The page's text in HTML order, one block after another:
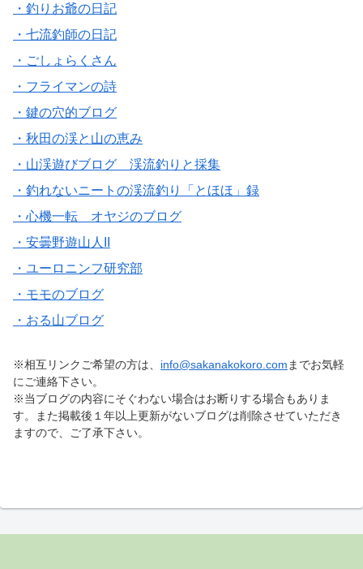
・釣りお爺の日記
・七流釣師の日記
・ごしょらくさん
・フライマンの詩
・鍵の穴的ブログ
・秋田の渓と山の恵み
・山渓遊びブログ 渓流釣りと採集
・釣れないニートの渓流釣り「とほほ」録
・心機一転 オヤジのブログ
・安曇野遊山人II
・ユーロニンフ研究部
・モモのブログ
・おる山ブログ
※相互リンクご希望の方は、 info@sakanakokoro.com までお気軽
にご連絡下さい。
※当ブログの内容にそぐわない場合はお断りする場合もありま
す。また掲載後１年以上更新がないブログは削除させていただき
ますので、ご了承下さい。